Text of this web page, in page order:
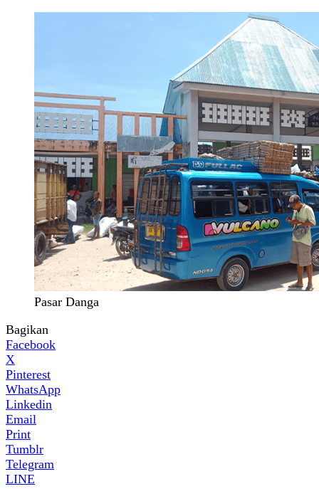
Pasar Danga
Bagikan
Facebook
X
Pinterest
WhatsApp
Linkedin
Email
Print
Tumblr
Telegram
LINE